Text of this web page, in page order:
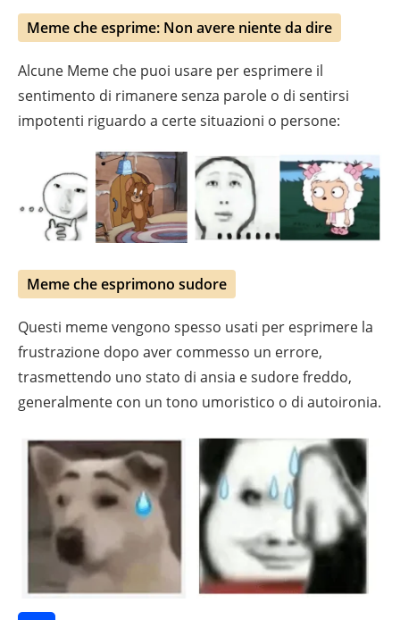
Meme che esprime: Non avere niente da dire
Alcune Meme che puoi usare per esprimere il
sentimento di rimanere senza parole o di sentirsi
impotenti riguardo a certe situazioni o persone:
Meme che esprimono sudore
Questi meme vengono spesso usati per esprimere la
frustrazione dopo aver commesso un errore,
trasmettendo uno stato di ansia e sudore freddo,
generalmente con un tono umoristico o di autoironia.